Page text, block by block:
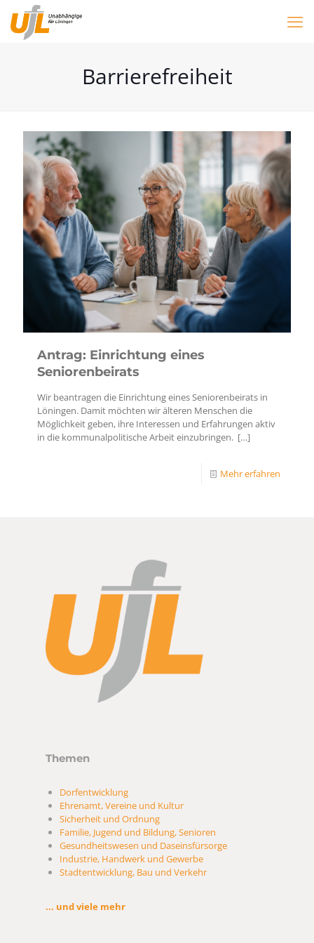
Barrierefreiheit
Antrag: Einrichtung eines
Seniorenbeirats
Wir beantragen die Einrichtung eines Seniorenbeirats in
Löningen. Damit möchten wir älteren Menschen die
Möglichkeit geben, ihre Interessen und Erfahrungen aktiv
in die kommunalpolitische Arbeit einzubringen. […]
Mehr erfahren
Themen
Dorfentwicklung
Ehrenamt, Vereine und Kultur
Sicherheit und Ordnung
Familie, Jugend und Bildung, Senioren
Gesundheitswesen und Daseinsfürsorge
Industrie, Handwerk und Gewerbe
Stadtentwicklung, Bau und Verkehr
... und viele mehr